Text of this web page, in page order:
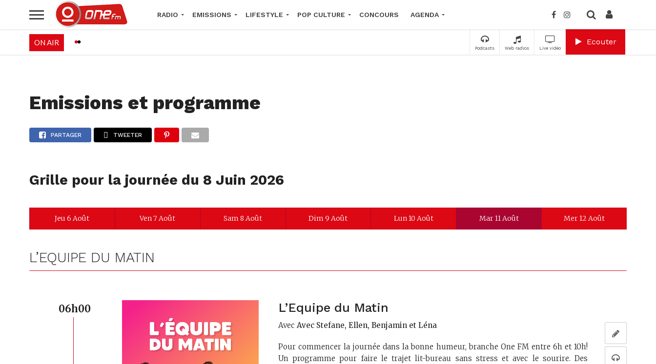
RADIO EMISSIONS LIFESTYLE POP CULTURE CONCOURS AGENDA
Podcasts Web radios Live vidéo
Ecouter
ON AIR
Emissions et programme
PARTAGER TWEETER
Grille pour la journée du 8 Juin 2026
Jeu 6 Août Ven 7 Août Sam 8 Août Dim 9 Août Lun 10 Août Mar 11 Août Mer 12 Août
L’EQUIPE DU MATIN
06h00 L’Equipe du Matin
Avec Avec Stefane, Ellen, Benjamin et Léna
Pour commencer la journée dans la bonne humeur, branche One FM entre 6h et 10h!
Un programme pour faire le trajet lit-bureau sans stress et avec le sourire. Des